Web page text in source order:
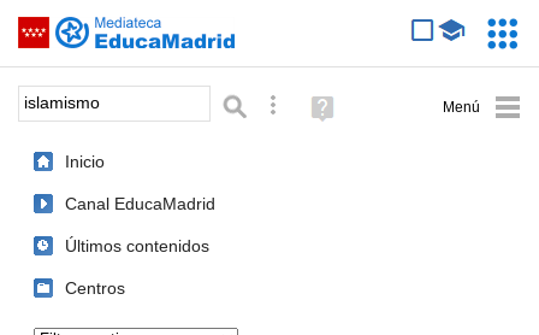
Saltar navegación
Palabra o frase: Búsqueda avanzada
Ayuda
(en
Inicio
Canal EducaMadrid
Últimos contenidos
Centros